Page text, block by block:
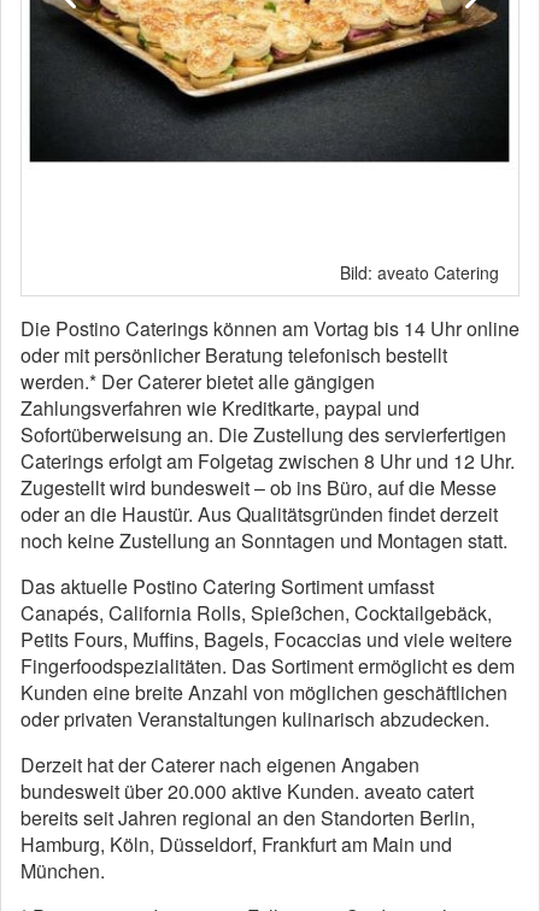
Bild: aveato Catering
Die Postino Caterings können am Vortag bis 14 Uhr online
oder mit persönlicher Beratung telefonisch bestellt
werden.* Der Caterer bietet alle gängigen
Zahlungsverfahren wie Kreditkarte, paypal und
Sofortüberweisung an. Die Zustellung des servierfertigen
Caterings erfolgt am Folgetag zwischen 8 Uhr und 12 Uhr.
Zugestellt wird bundesweit – ob ins Büro, auf die Messe
oder an die Haustür. Aus Qualitätsgründen findet derzeit
noch keine Zustellung an Sonntagen und Montagen statt.
Das aktuelle Postino Catering Sortiment umfasst
Canapés, California Rolls, Spießchen, Cocktailgebäck,
Petits Fours, Muffins, Bagels, Focaccias und viele weitere
Fingerfoodspezialitäten. Das Sortiment ermöglicht es dem
Kunden eine breite Anzahl von möglichen geschäftlichen
oder privaten Veranstaltungen kulinarisch abzudecken.
Derzeit hat der Caterer nach eigenen Angaben
bundesweit über 20.000 aktive Kunden. aveato catert
bereits seit Jahren regional an den Standorten Berlin,
Hamburg, Köln, Düsseldorf, Frankfurt am Main und
München.